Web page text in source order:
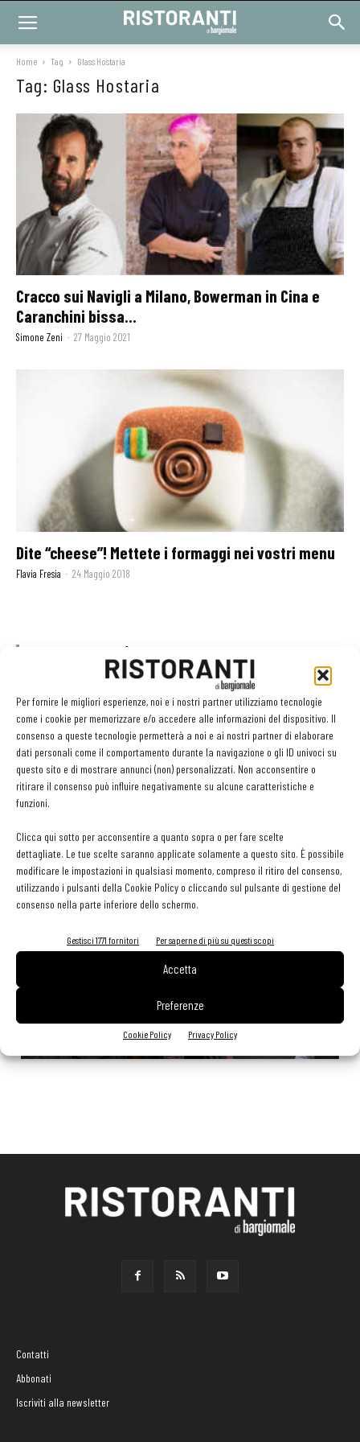
Per fornire le migliori esperienze, noi e i nostri partner utilizziamo tecnologie
come i cookie per memorizzare e/o accedere alle informazioni del dispositivo. Il
consenso a queste tecnologie permetterà a noi e ai nostri partner di elaborare
dati personali come il comportamento durante la navigazione o gli ID univoci su
questo sito e di mostrare annunci (non) personalizzati. Non acconsentire o
ritirare il consenso può influire negativamente su alcune caratteristiche e
funzioni.
Clicca qui sotto per acconsentire a quanto sopra o per fare scelte
dettagliate. Le tue scelte saranno applicate solamente a questo sito. È possibile
modificare le impostazioni in qualsiasi momento, compreso il ritiro del consenso,
utilizzando i pulsanti della Cookie Policy o cliccando sul pulsante di gestione del
consenso nella parte inferiore dello schermo.
Gestisci 1771 fornitori Per saperne di più su questi scopi
Accetta
Preferenze
Cookie Policy Privacy Policy
Home Tag Glass Hostaria
Tag: Glass Hostaria
Cracco sui Navigli a Milano, Bowerman in Cina e
Caranchini bissa...
Simone Zeni - 27 Maggio 2021
Dite “cheese”! Mettete i formaggi nei vostri menu
Flavia Fresia - 24 Maggio 2018
GLI ARTICOLI PIÙ LETTI
Sogemi rafforza i servizi per la ristorazione: orario esteso e
tessera gratuita per i professionisti HoReCa
Aperti per ferie. Buoni indirizzi da Nord a Sud per godersi le
vacanze (o da scorprire se si è in vacanza)
31 Luglio 2026
Recensioni online, Fipe e le associazioni del turismo chiedono
modifiche alle Linee Guida dell’Antitrust
EDICOLA WEB
Contatti
Abbonati
Iscriviti alla newsletter